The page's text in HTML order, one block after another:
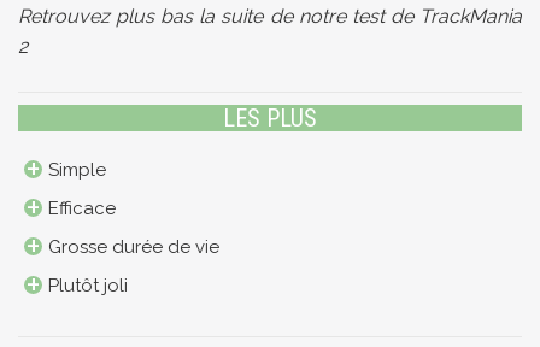
Retrouvez plus bas la suite de notre test de TrackMania
2
LES PLUS
Simple
Efficace
Grosse durée de vie
Plutôt joli